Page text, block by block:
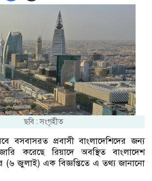
ছবি : সংগৃহীত
বসবাসরত প্রবাসী বাংলাদেশিদের জন্য
করেছে রিয়াদে অবস্থিত বাংলাদেশ
(৬ জুলাই) এক বিজ্ঞপ্তিতে এ তথ্য জানানো